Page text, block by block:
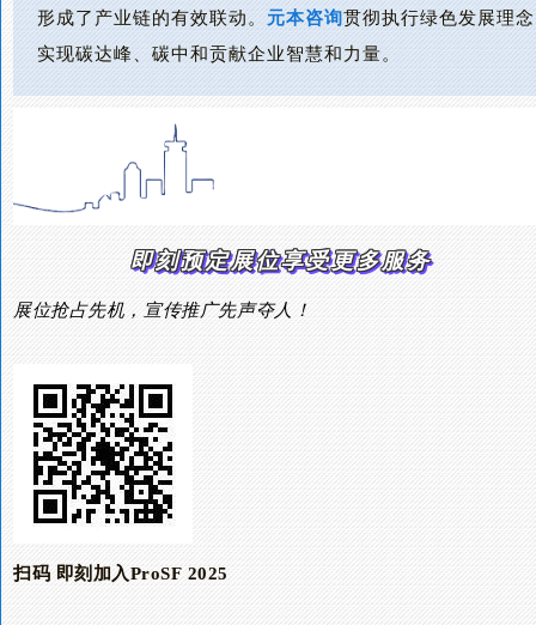
形成了产业链的有效联动。 元本咨询贯彻执行绿色发展理
实现碳达峰、碳中和贡献企业智慧和力量。
即刻预定展位享受更多服务
展位抢占先机，宣传推广先声夺人！
扫码 即刻加入ProSF2025